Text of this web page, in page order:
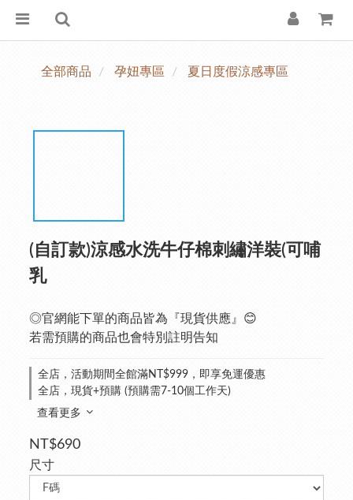
全部商品 孕妞專區 夏日度假涼感專區
(自訂款)涼感水洗牛仔棉刺繡洋裝(可哺
乳
◎官網能下單的商品皆為『現貨供應』😊
若需預購的商品也會特別註明告知
全店，活動期間全館滿NT$999，即享免運優惠
全店，現貨+預購 (預購需7-10個工作天)
查看更多
NT$690
尺寸